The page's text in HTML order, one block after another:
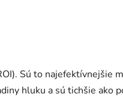
Sú to najefektívnejšie
hluku a sú tichšie ako